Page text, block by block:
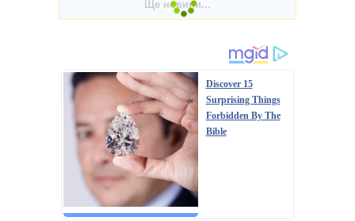
Discover 15
Surprising Things
Forbidden By The
Bible